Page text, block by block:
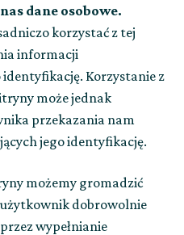
dane osobowe.
korzystać z tej
informacji
Korzystanie z
może jednak
przekazania nam
jego identyfikację.
możemy gromadzić
dobrowolnie
wypełnianie